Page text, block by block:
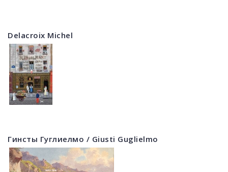
Delacroix Michel
Гинсты Гуглиелмо / Giusti Guglielmo